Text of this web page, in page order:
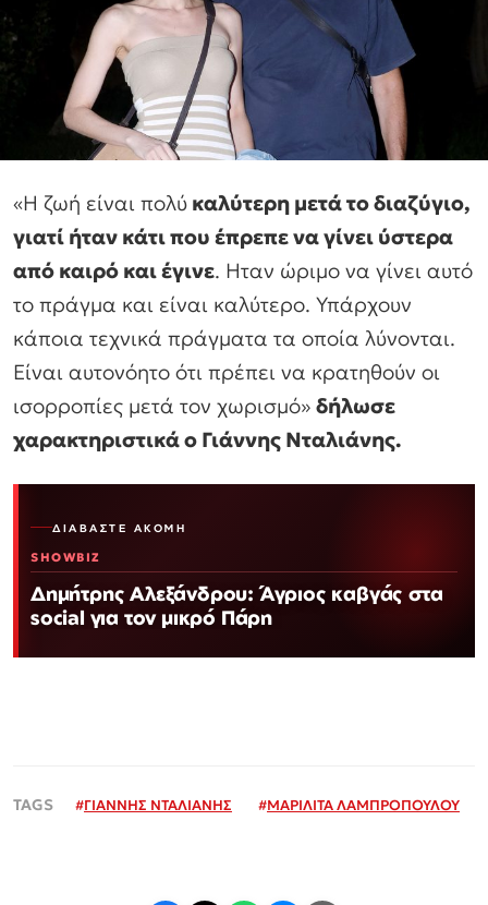
«Η ζωή είναι πολύ καλύτερη μετά το διαζύγιο,
γιατί ήταν κάτι που έπρεπε να γίνει ύστερα
από καιρό και έγινε. Ηταν ώριμο να γίνει αυτό
το πράγμα και είναι καλύτερο. Υπάρχουν
κάποια τεχνικά πράγματα τα οποία λύνονται.
Είναι αυτονόητο ότι πρέπει να κρατηθούν οι
ισορροπίες μετά τον χωρισμό» δήλωσε
χαρακτηριστικά ο Γιάννης Νταλιάνης.
ΔΙΑΒΆΣΤΕ ΑΚΌΜΗ
SHOWBIZ
Δημήτρης Αλεξάνδρου: Άγριος καβγάς στα
social για τον μικρό Πάρη
#ΓΙΑΝΝΗΣ ΝΤΑΛΙΑΝΗΣ #ΜΑΡΙΛΙΤΑ ΛΑΜΠΡΟΠΟΥΛΟΥ